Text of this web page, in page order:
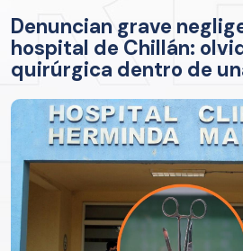
Denuncian grave
hospital de Chillán:
quirúrgica dentro de